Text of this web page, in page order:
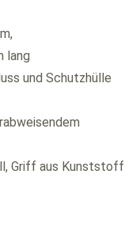
lang
und Schutzhülle
Griff aus Kunststoff